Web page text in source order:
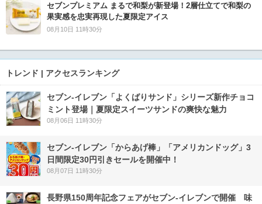
セブンプレミアム まるで和梨が新登場！2層仕立てで和梨の
果実感を忠実再現した夏限定アイス
08月10日 11時30分
トレンド | アクセスランキング
セブン‐イレブン「よくばりサンド」シリーズ新作チョコ
ミント登場｜夏限定スイーツサンドの爽快な魅力
08月06日 11時30分
セブン‐イレブン「からあげ棒」「アメリカンドッグ」3
日間限定30円引きセールを開催中！
08月07日 11時30分
長野県150周年記念フェアがセブン-イレブンで開催 味